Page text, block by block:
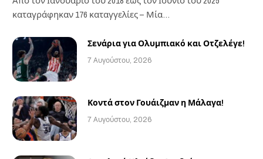
καταγράφηκαν 176 καταγγελίες – Μία…
Σενάρια για Ολυμπιακό και Οτζελέγε!
7 Αυγούστου, 2026
Κοντά στον Γουάιζμαν η Μάλαγα!
7 Αυγούστου, 2026